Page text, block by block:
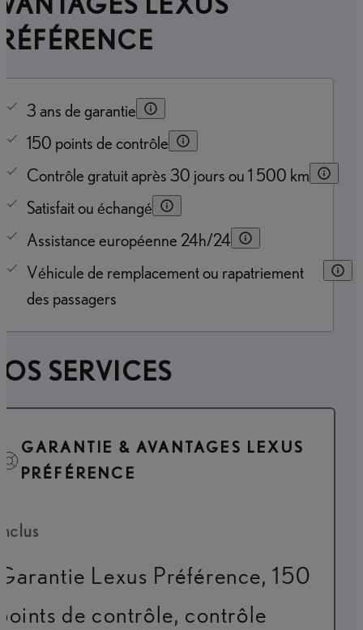
3 ans de garantie
150 points de contrôle
Contrôle gratuit après 30 jours ou 1 500 km
Satisfait ou échangé
Assistance européenne 24h/24
Véhicule de remplacement ou rapatriement
des passagers
SERVICES
GARANTIE & AVANTAGES LEXUS
PRÉFÉRENCE
Lexus Préférence, 150
de contrôle, contrôle